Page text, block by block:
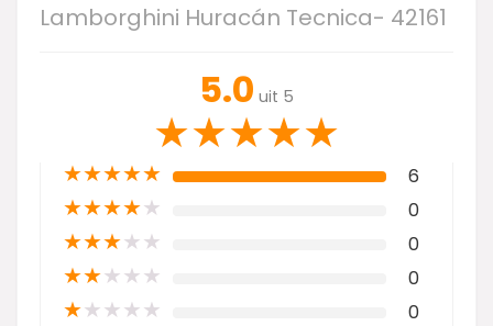
Lamborghini Huracán Tecnica- 42161
5.0 uit 5
★★★★★
★★★★★ 6
★★★★★ 0
★★★★★ 0
★★★★★ 0
★★★★★ 0